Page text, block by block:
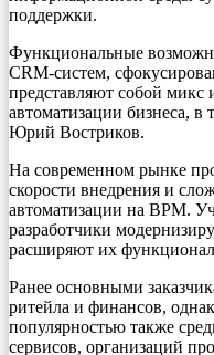
поддержки.
Функциональные
CRM-систем,
представляют собой
автоматизации бизнеса,
Юрий Востриков.
На современном рынке
скорости внедрения и
автоматизации на BPM.
разработчики
расширяют их
Ранее основными
ритейла и финансов,
популярностью также
сервисов, организаций